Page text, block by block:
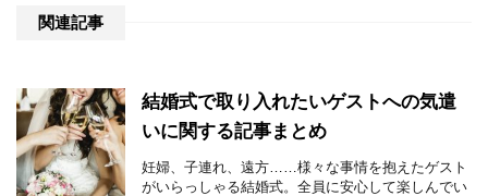
関連記事
結婚式で取り入れたいゲストへの気遣
いに関する記事まとめ
妊婦、子連れ、遠方……様々な事情を抱えたゲスト
がいらっしゃる結婚式。全員に安心して楽しんでい